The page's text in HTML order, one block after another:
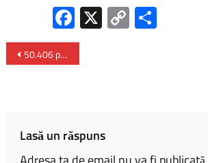
Fa
ce
b
X C
o
50.406 persoane angajate prin intermediul ANOFM – în primele trei luni ale anului 2024
Lasă un răspuns